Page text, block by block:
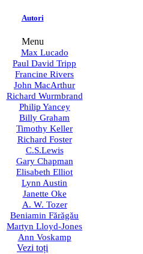
Autori
Menu
Max Lucado
Paul David Tripp
Francine Rivers
John MacArthur
Richard Wurmbrand
Philip Yancey
Billy Graham
Timothy Keller
Richard Foster
C.S.Lewis
Gary Chapman
Elisabeth Elliot
Lynn Austin
Janette Oke
A. W. Tozer
Beniamin Fărăgău
Martyn Lloyd-Jones
Ann Voskamp
Vezi toți